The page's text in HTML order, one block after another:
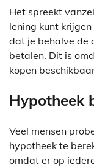
Het spreekt
lening kunt
dat je behalve de
betalen. Dit is
kopen
Hypotheek
Veel mensen
hypotheek te
omdat er op